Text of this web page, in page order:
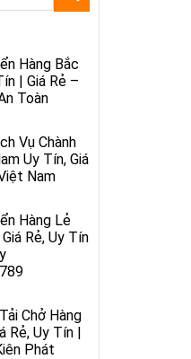
Hàng Bắc
| Giá Rẻ –
Toàn
Vụ Chành
Uy Tín, Giá
Nam
Hàng Lẻ
Rẻ, Uy Tín
Chở Hàng
Rẻ, Uy Tín |
Phát